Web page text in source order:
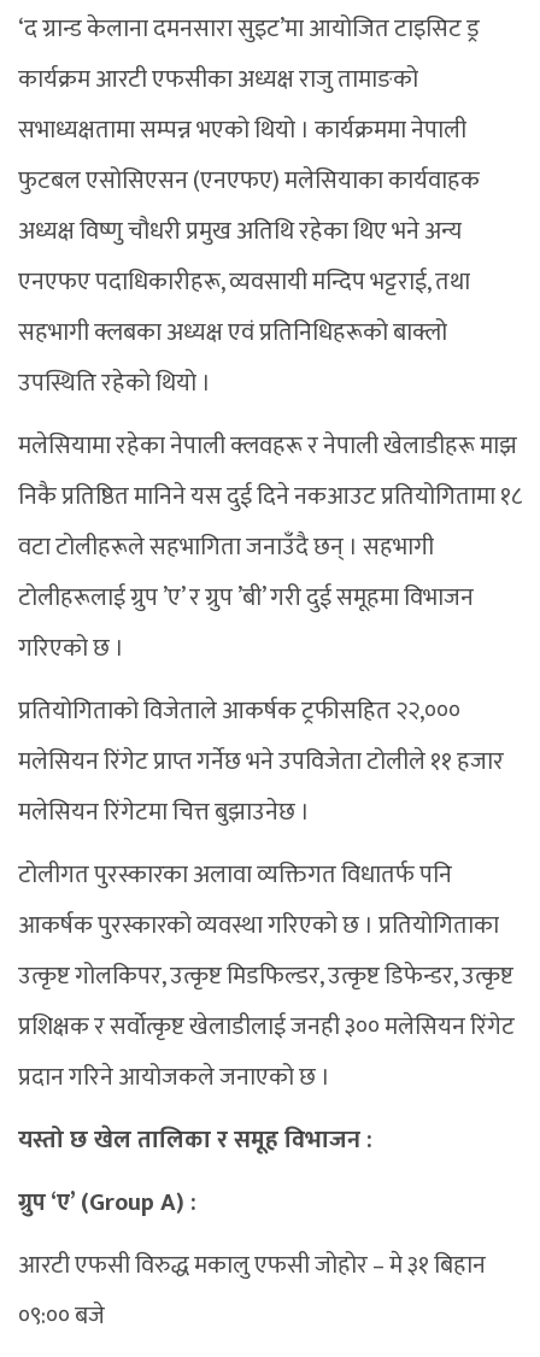
‘द ग्रान्ड केलाना दमनसारा सुइट’मा आयोजित टाइसिट ड्र
कार्यक्रम आरटी एफसीका अध्यक्ष राजु तामाङको
सभाध्यक्षतामा सम्पन्न भएको थियो । कार्यक्रममा नेपाली
फुटबल एसोसिएसन (एनएफए) मलेसियाका कार्यवाहक
अध्यक्ष विष्णु चौधरी प्रमुख अतिथि रहेका थिए भने अन्य
एनएफए पदाधिकारीहरू, व्यवसायी मन्दिप भट्टराई, तथा
सहभागी क्लबका अध्यक्ष एवं प्रतिनिधिहरूको बाक्लो
उपस्थिति रहेको थियो ।
मलेसियामा रहेका नेपाली क्लवहरू र नेपाली खेलाडीहरू माझ
निकै प्रतिष्ठित मानिने यस दुई दिने नकआउट प्रतियोगितामा १८
वटा टोलीहरूले सहभागिता जनाउँदै छन् । सहभागी
टोलीहरूलाई ग्रुप ’ए’ र ग्रुप ’बी’ गरी दुई समूहमा विभाजन
गरिएको छ ।
प्रतियोगिताको विजेताले आकर्षक ट्रफीसहित २२,०००
मलेसियन रिंगेट प्राप्त गर्नेछ भने उपविजेता टोलीले ११ हजार
मलेसियन रिंगेटमा चित्त बुझाउनेछ ।
टोलीगत पुरस्कारका अलावा व्यक्तिगत विधातर्फ पनि
आकर्षक पुरस्कारको व्यवस्था गरिएको छ । प्रतियोगिताका
उत्कृष्ट गोलकिपर, उत्कृष्ट मिडफिल्डर, उत्कृष्ट डिफेन्डर, उत्कृष्ट
प्रशिक्षक र सर्वोत्कृष्ट खेलाडीलाई जनही ३०० मलेसियन रिंगेट
प्रदान गरिने आयोजकले जनाएको छ ।
यस्तो छ खेल तालिका र समूह विभाजन :
ग्रुप ‘ए’ (Group A) :
आरटी एफसी विरुद्ध मकालु एफसी जोहोर – मे ३१ बिहान
०९:०० बजे